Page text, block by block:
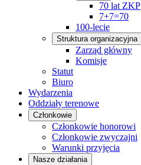
70 lat ZKP
7+7=70
100-lecie
Struktura organizacyjna
Zarząd główny
Komisje
Statut
Biuro
Wydarzenia
Oddziały terenowe
Członkowie
Członkowie honorowi
Członkowie zwyczajni
Warunki przyjęcia
Nasze działania